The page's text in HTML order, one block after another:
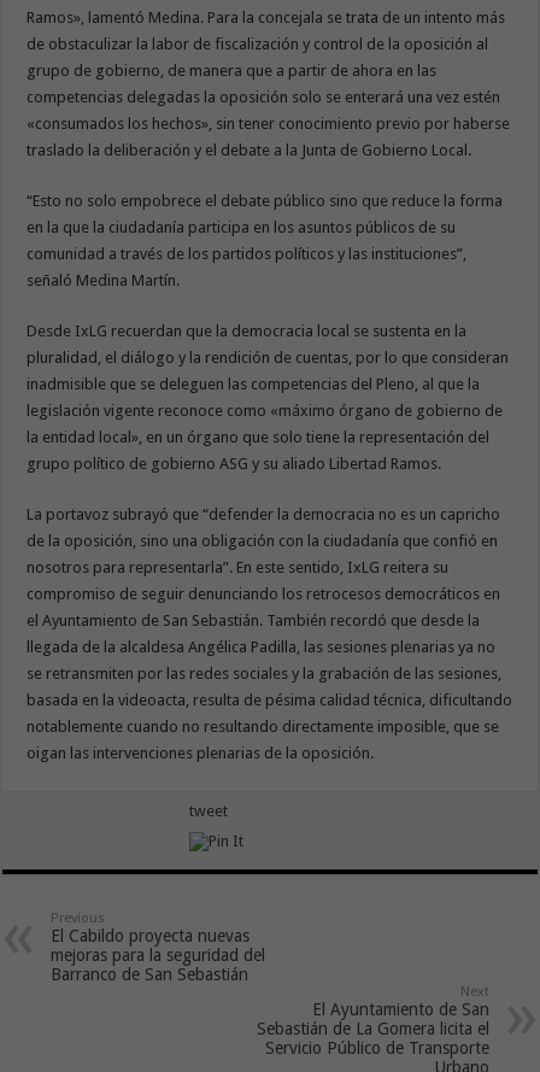
Ramos», lamentó Medina. Para la concejala se trata de un intento más
de obstaculizar la labor de fiscalización y control de la oposición al
grupo de gobierno, de manera que a partir de ahora en las
competencias delegadas la oposición solo se enterará una vez estén
«consumados los hechos», sin tener conocimiento previo por haberse
traslado la deliberación y el debate a la Junta de Gobierno Local.
“Esto no solo empobrece el debate público sino que reduce la forma
en la que la ciudadanía participa en los asuntos públicos de su
comunidad a través de los partidos políticos y las instituciones”,
señaló Medina Martín.
Desde IxLG recuerdan que la democracia local se sustenta en la
pluralidad, el diálogo y la rendición de cuentas, por lo que consideran
inadmisible que se deleguen las competencias del Pleno, al que la
legislación vigente reconoce como «máximo órgano de gobierno de
la entidad local», en un órgano que solo tiene la representación del
grupo político de gobierno ASG y su aliado Libertad Ramos.
La portavoz subrayó que “defender la democracia no es un capricho
de la oposición, sino una obligación con la ciudadanía que confió en
nosotros para representarla”. En este sentido, IxLG reitera su
compromiso de seguir denunciando los retrocesos democráticos en
el Ayuntamiento de San Sebastián. También recordó que desde la
llegada de la alcaldesa Angélica Padilla, las sesiones plenarias ya no
se retransmiten por las redes sociales y la grabación de las sesiones,
basada en la videoacta, resulta de pésima calidad técnica, dificultando
notablemente cuando no resultando directamente imposible, que se
oigan las intervenciones plenarias de la oposición.
tweet
Previous
El Cabildo proyecta nuevas
mejoras para la seguridad del
Barranco de San Sebastián
Next
El Ayuntamiento de San
Sebastián de La Gomera licita el
Servicio Público de Transporte
Urbano